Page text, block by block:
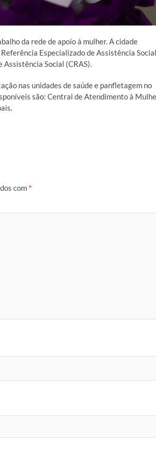
da rede de apoio à mulher. A cidade
Especializado de Assistência Social
Assistência Social (CRAS).
nas unidades de saúde e panfletagem no
são: Central de Atendimento à
com *